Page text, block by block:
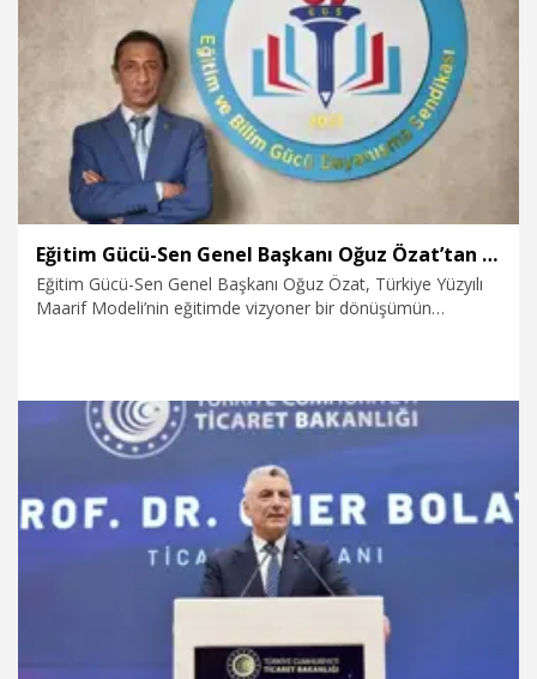
Eğitim
Eğitim Gücü-Sen Genel Başkanı Oğuz Özat’tan Türkiye Yüzyılı Maarif Modeli ile ilgili açıklama
Eğitim Gücü-Sen Genel Başkanı Oğuz Özat, Türkiye Yüzyılı
Maarif Modeli’nin eğitimde vizyoner bir dönüşümün
21.12.2025 Eğitim